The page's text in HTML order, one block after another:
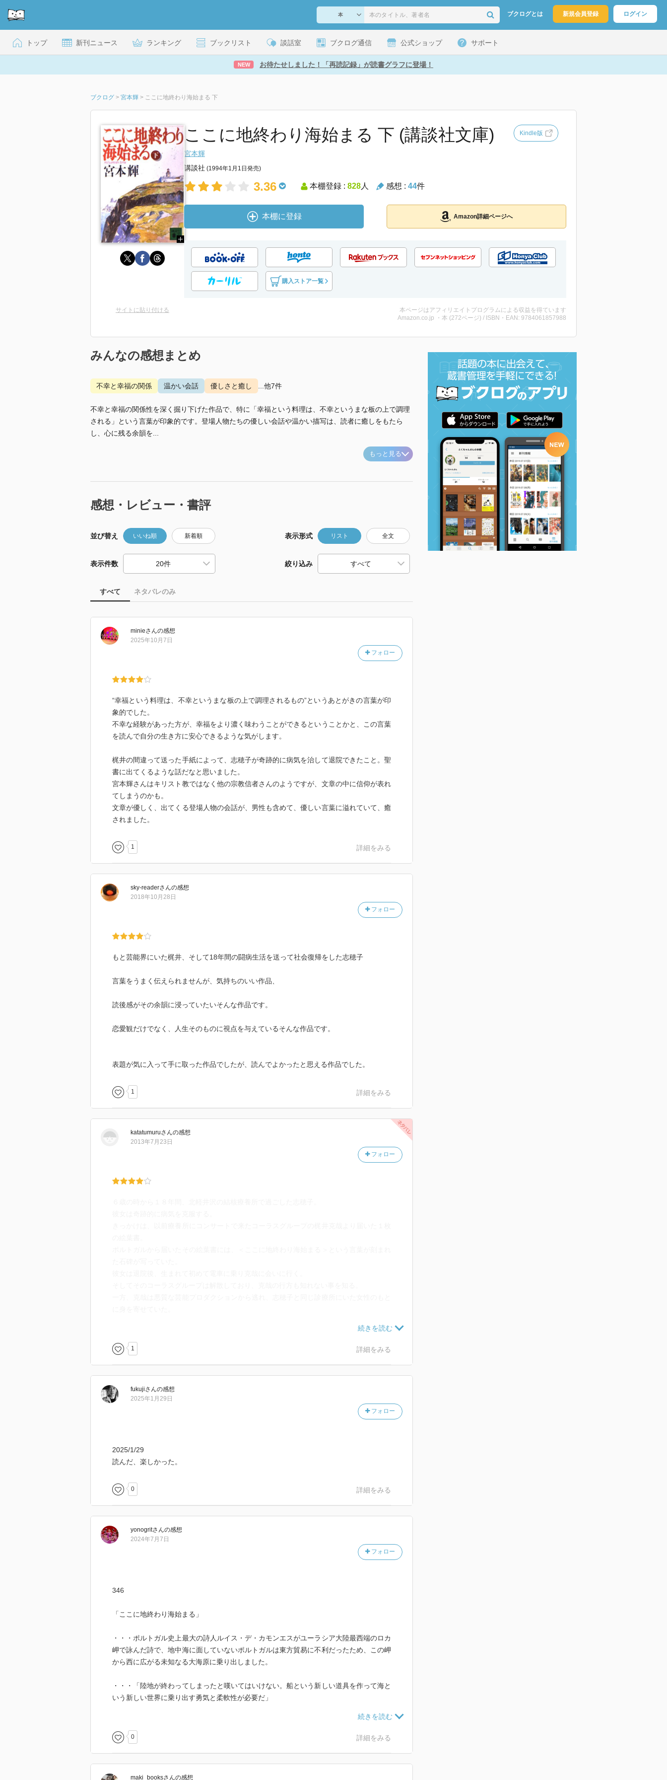
ブクログとは 新規会員登録 ログイン
トップ 新刊ニュース ランキング ブックリスト 談話室 ブクログ通信 公式ショップ サポート
NEW お待たせしました！「再読記録」が読書グラフに登場！
ブクログ > 宮本輝 > ここに地終わり海始まる 下
ここに地終わり海始まる 下 (講談社文庫) Kindle版
宮本輝
講談社 (1994年1月1日発売)
3.36 本棚登録 : 828人 感想 : 44件
本棚に登録 Amazon詳細ページへ
購入ストア一覧
サイトに貼り付ける
本ページはアフィリエイトプログラムによる収益を得ています
Amazon.co.jp ・本 (272ページ) / ISBN・EAN: 9784061857988
みんなの感想まとめ
不幸と幸福の関係 温かい会話 優しさと癒し ...他7件
不幸と幸福の関係性を深く掘り下げた作品で、特に「幸福という料理は、不幸というまな板の上で調理
される」という言葉が印象的です。登場人物たちの優しい会話や温かい描写は、読者に癒しをもたら
し、心に残る余韻を...
もっと見る
感想・レビュー・書評
並び替え いいね順 新着順 表示形式 リスト 全文
表示件数 絞り込み
すべて ネタバレのみ
minieさんの感想
フォロー
2025年10月7日
“幸福という料理は、不幸というまな板の上で調理されるもの”というあとがきの言葉が印
象的でした。
不幸な経験があった方が、幸福をより濃く味わうことができるということかと、この言葉
を読んで自分の生き方に安心できるような気がします。
梶井の間違って送った手紙によって、志穂子が奇跡的に病気を治して退院できたこと。聖
書に出てくるような話だなと思いました。
宮本輝さんはキリスト教ではなく他の宗教信者さんのようですが、文章の中に信仰が表れ
てしまうのかも。
文章が優しく、出てくる登場人物の会話が、男性も含めて、優しい言葉に溢れていて、癒
されました。
1 詳細をみる
sky-readerさんの感想
フォロー
2018年10月28日
もと芸能界にいた梶井、そして18年間の闘病生活を送って社会復帰をした志穂子
言葉をうまく伝えられませんが、気持ちのいい作品、
読後感がその余韻に浸っていたいそんな作品です。
恋愛観だけでなく、人生そのものに視点を与えているそんな作品です。
表題が気に入って手に取った作品でしたが、読んでよかったと思える作品でした。
1 詳細をみる
katatumuruさんの感想
フォロー
2013年7月23日
２０年以上前に読んだ本ですが、読み返して全く内容を覚えていない事にビックリしまし
のだと思います。
今読むと、とても興味深く、しみじみ読める内容だと思いました。
それは診療所の人間関係を見て養われた感覚だという事で、そのあたりは作者の経験がそ
のまま文章になっているように思いました。
今読み返してよかったと思います。
1 詳細をみる
fukujiさんの感想
フォロー
2025年1月29日
2025/1/29
読んだ、楽しかった。
0 詳細をみる
yonogritさんの感想
フォロー
2024年7月7日
346
「ここに地終わり海始まる」
・・・ポルトガル史上最大の詩人ルイス・デ・カモンエスがユーラシア大陸最西端のロカ
岬で詠んだ詩で、地中海に面していないポルトガルは東方貿易に不利だったため、この岬
から西に広がる未知なる大海原に乗り出しました。
・・・「陸地が終わってしまったと嘆いてはいけない。船という新しい道具を作って海と
いう新しい世界に乗り出す勇気と柔軟性が必要だ」
1947（昭和22）年、兵庫県神戸市生れ。追手門学院大学文学部卒業。広告代理店勤務等
を経て、1977年「泥の河」で太宰治賞を、翌年「螢川」で芥川賞を受賞。その後、結核
0 詳細をみる
maki_booksさんの感想